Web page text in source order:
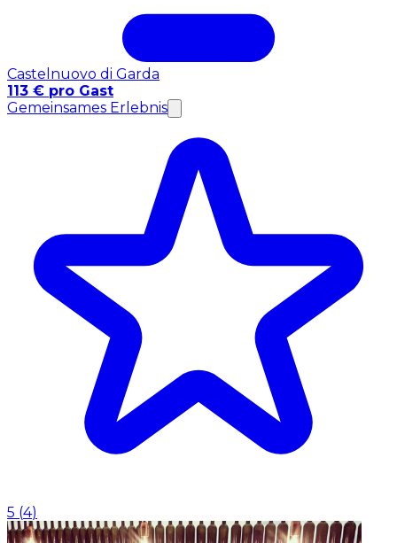
Castelnuovo di Garda
113 € pro Gast
Gemeinsames Erlebnis
5 (4)